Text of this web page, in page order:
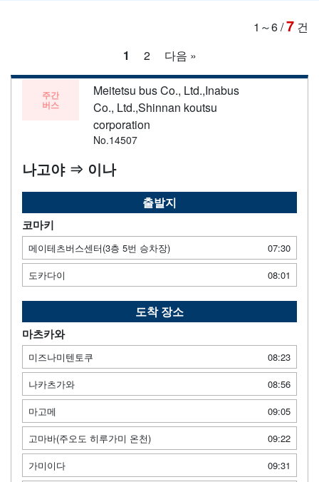
1～6/7 건
1
2 다음 »
주간
버스
Meitetsu bus Co., Ltd.,Inabus
Co., Ltd.,Shinnan koutsu
corporation
No.14507
나고야 ⇒ 이나
출발지
코마키
메이테츠버스센터(3층 5번 승차장)
07:30
도카다이
08:01
도착 장소
마츠카와
미즈나미텐토쿠
08:23
나카츠가와
08:56
마고메
09:05
고마바(주오도 히루가미 온천)
09:22
가미이다
09:31